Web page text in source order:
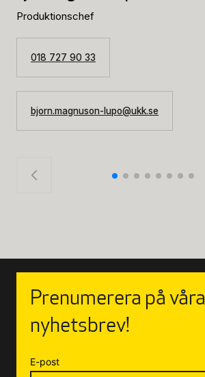
Produktionschef
018 727 90 33
bjorn.magnuson-lupo@ukk.se
Prenumerera på våra
nyhetsbrev!
E-post